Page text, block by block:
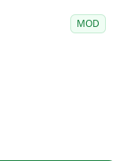
обликов.
динамичности,
на Android
со всего
MOD